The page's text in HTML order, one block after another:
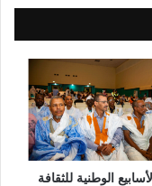
الوطنية للثقافة